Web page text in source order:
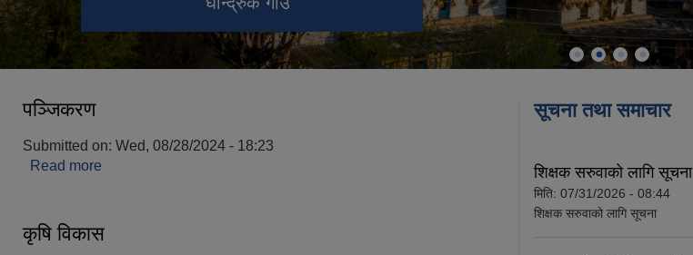
पञ्जिकरण
Submitted on: Wed, 08/28/2024 - 18:23
Read more
कृषि विकास
सूचना तथा समाचार
शिक्षक सरुवाको लागि सूचना
मिति: 07/31/2026 - 08:44
शिक्षक सरुवाको लागि सूचना